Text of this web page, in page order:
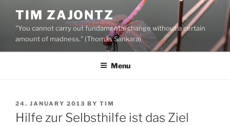
content
TIM ZAJONTZ
"You cannot carry out fundamental change without a certain
amount of madness." (Thomas Sankara)
Menu
POSTED
ON
24. JANUARY 2013 BY TIM
Hilfe zur Selbsthilfe ist das Ziel